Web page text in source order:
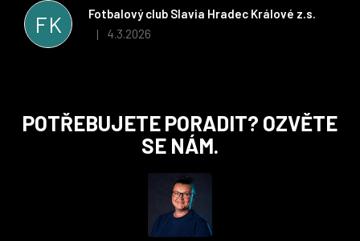
FK
Fotbalový club Slavia Hradec Králové z.s.
Hodnocení obchodu je 5 z 5 hvězdiček.
| 4.3.2026
stran. Věříme, že v tomto duchu bude spolupráce pokračovat
i nadále, nyní už začínáme řešit i první sady dresů ;)
POTŘEBUJETE PORADIT? OZVĚTE
SE NÁM.